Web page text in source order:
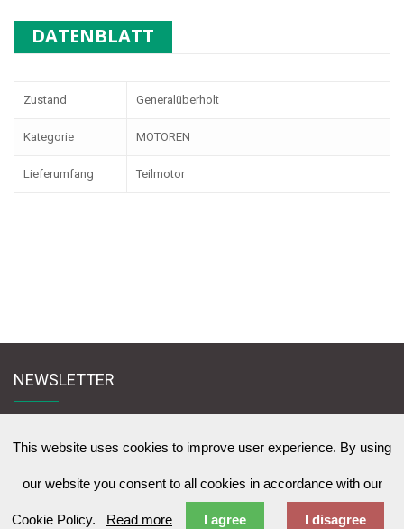
DATENBLATT
Zustand Generalüberholt
Kategorie MOTOREN
Lieferumfang Teilmotor
NEWSLETTER
This website uses cookies to improve user experience. By using
our website you consent to all cookies in accordance with our
Cookie Policy. Read more I agree I disagree